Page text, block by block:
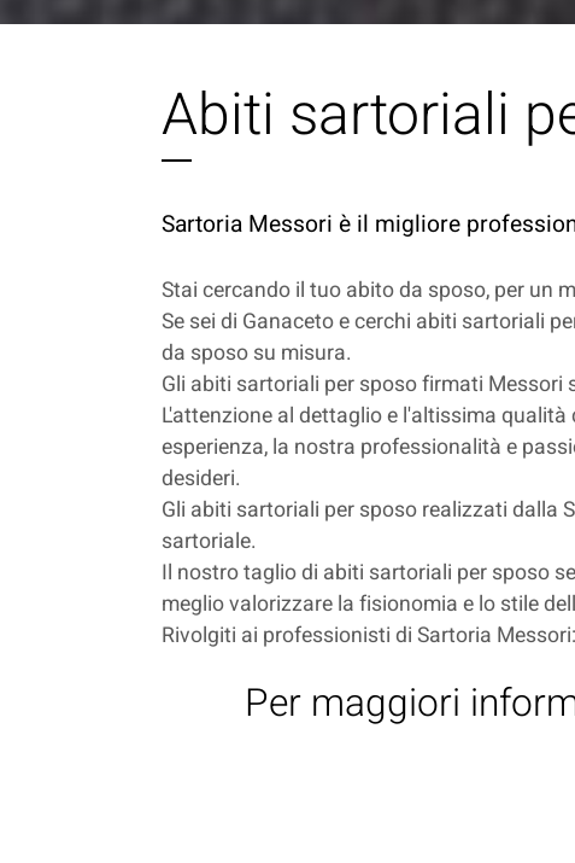
Abiti sartoriali
Sartoria Messori è il migliore
Stai cercando il tuo abito da sposo, per un
Se sei di Ganaceto e cerchi abiti sartoriali
da sposo su misura.
Gli abiti sartoriali per sposo firmati
L'attenzione al dettaglio e l'altissima
esperienza, la nostra professionalità e
desideri.
Gli abiti sartoriali per sposo realizzati dalla
sartoriale.
Il nostro taglio di abiti sartoriali per sposo
meglio valorizzare la fisionomia e lo stile
Rivolgiti ai professionisti di Sartoria
Per maggiori